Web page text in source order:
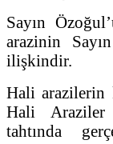
Sayın
arazinin
ilişkindir.
Hali arazilerin
Hali Araziler
tahtında